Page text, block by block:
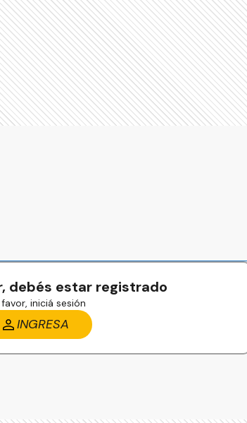
debés estar registrado
iniciá sesión
INGRESA